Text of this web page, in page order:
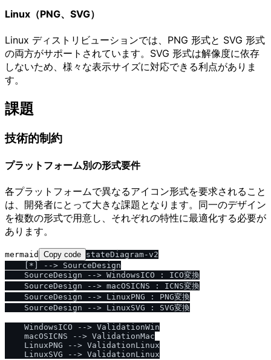
Linux（PNG、SVG）
Linux ディストリビューションでは、PNG 形式と SVG 形式
の両方がサポートされています。SVG 形式は解像度に依存
しないため、様々な表示サイズに対応できる利点がありま
す。
課題
技術的制約
プラットフォーム別の形式要件
各プラットフォームで異なるアイコン形式を要求されること
は、開発者にとって大きな課題となります。同一のデザイン
を複数の形式で用意し、それぞれの特性に最適化する必要が
あります。
mermaid Copy code stateDiagram-v2
    [*] --> SourceDesign
    SourceDesign --> WindowsICO : ICO変換
    SourceDesign --> macOSICNS : ICNS変換
    SourceDesign --> LinuxPNG : PNG変換
    SourceDesign --> LinuxSVG : SVG変換
    WindowsICO --> ValidationWin
    macOSICNS --> ValidationMac
    LinuxPNG --> ValidationLinux
    LinuxSVG --> ValidationLinux